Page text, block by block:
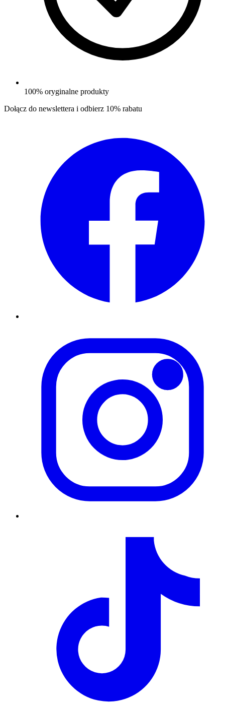
100% oryginalne produkty
Dołącz do newslettera i odbierz 10% rabatu